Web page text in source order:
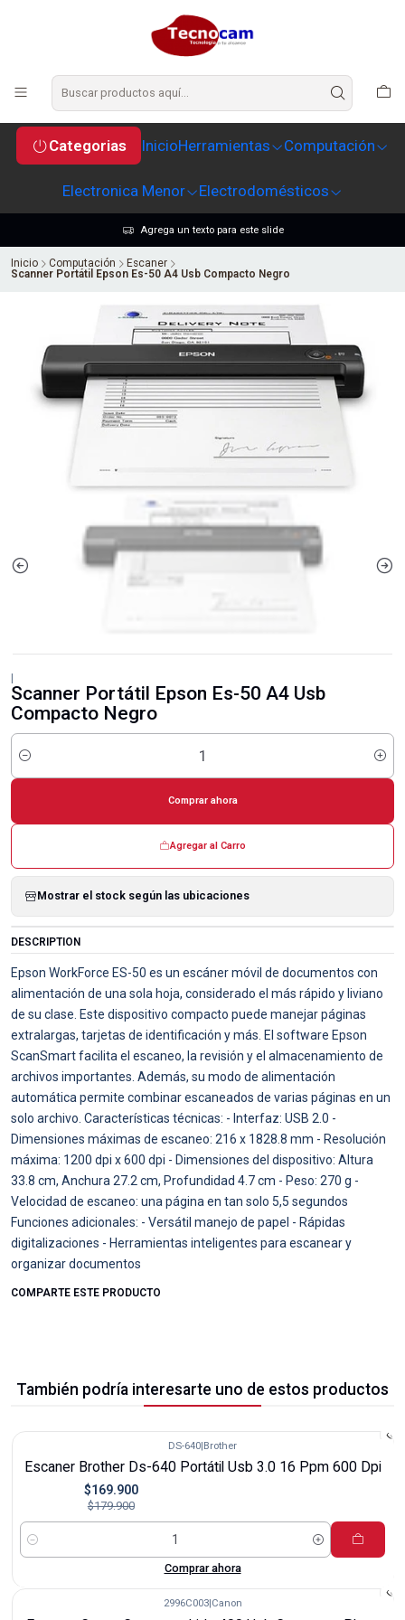
Categorias InicioHerramientas Computación
Electronica Menor Electrodomésticos
Agrega un texto para este slide
Inicio Computación
Escaner
Scanner Portátil Epson Es-50 A4 Usb Compacto Negro
Scanner Portátil Epson Es-50 A4 Usb
Compacto Negro
Cantidad
Agregar al Carro
Comprar ahora
Mostrar el stock según las ubicaciones
DESCRIPTION
Epson WorkForce ES-50 es un escáner móvil de documentos con
alimentación de una sola hoja, considerado el más rápido y liviano
de su clase. Este dispositivo compacto puede manejar páginas
extralargas, tarjetas de identificación y más. El software Epson
ScanSmart facilita el escaneo, la revisión y el almacenamiento de
archivos importantes. Además, su modo de alimentación
automática permite combinar escaneados de varias páginas en un
solo archivo. Características técnicas: - Interfaz: USB 2.0 -
Dimensiones máximas de escaneo: 216 x 1828.8 mm - Resolución
máxima: 1200 dpi x 600 dpi - Dimensiones del dispositivo: Altura
33.8 cm, Anchura 27.2 cm, Profundidad 4.7 cm - Peso: 270 g -
Velocidad de escaneo: una página en tan solo 5,5 segundos
Funciones adicionales: - Versátil manejo de papel - Rápidas
digitalizaciones - Herramientas inteligentes para escanear y
organizar documentos
COMPARTE ESTE PRODUCTO
También podría interesarte uno de estos productos
DS-640|Brother
Escaner Brother Ds-640 Portátil Usb 3.0 16 Ppm 600 Dpi
$169.900
$179.900
Cantidad
Comprar ahora
2996C003| Canon